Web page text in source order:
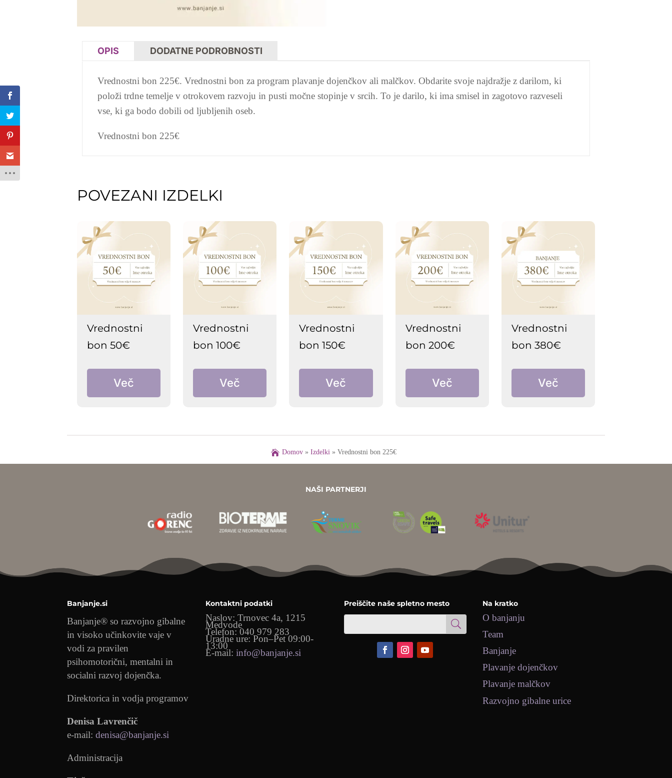
OPIS DODATNE PODROBNOSTI
Vrednostni bon 225€. Vrednostni bon za program plavanje dojenčkov ali malčkov. Obdarite svoje najdražje z darilom, ki
položi trdne temelje v otrokovem razvoju in pusti močne stopinje v srcih. To je darilo, ki ima smisel in zagotovo razveseli
vse, ki ga bodo dobili od ljubljenih oseb.
Vrednostni bon 225€
POVEZANI IZDELKI
Vrednostni
bon 50€
Več
Vrednostni
bon 100€
Več
Vrednostni
bon 150€
Več
Vrednostni
bon 200€
Več
Vrednostni
bon 380€
Več
Domov» Izdelki» Vrednostni bon 225€
NAŠI PARTNERJI
Banjanje.si
Banjanje® so razvojno gibalne
in visoko učinkovite vaje v
vodi za pravilen
psihomotorični, mentalni in
socialni razvoj dojenčka.
Direktorica in vodja programov
Denisa Lavrenčič
e-mail:denisa@banjanje.si
Administracija
Kontaktni podatki
Naslov: Trnovec 4a, 1215
Medvode
Telefon: 040 979 283
Uradne ure: Pon–Pet 09:00-
13:00
E-mail:info@banjanje.si
Preiščite naše spletno mesto Na kratko
O banjanju
Team
Banjanje
Plavanje dojenčkov
Plavanje malčkov
Razvojno gibalne urice